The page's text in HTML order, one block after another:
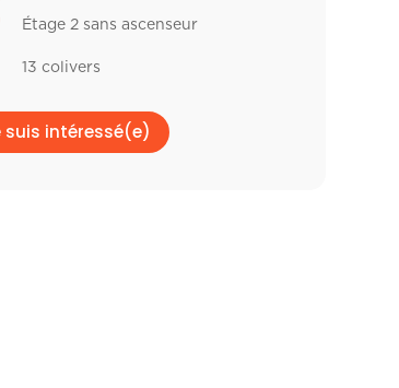
Étage 2 sans ascenseur
13 colivers
suis intéressé(e)